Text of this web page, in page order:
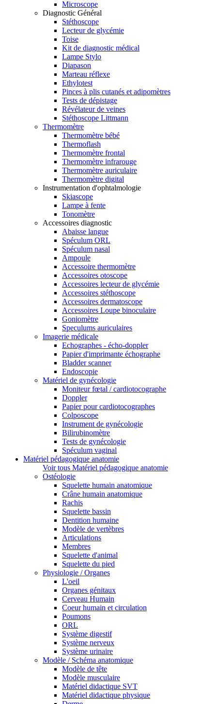
Microscope
Diagnostic Général
Stéthoscope
Lecteur de glycémie
Toise
Kit de diagnostic médical
Lampe Stylo
Diapason
Marteau réflexe
Ethylotest
Pinces à plis cutanés et adipomètres
Tests de dépistage
Révélateur de veines
Stéthoscope Littmann
Thermomètre
Thermomètre bébé
Thermoflash
Thermomètre frontal
Thermomètre infrarouge
Thermomètre auriculaire
Thermomètre digital
Instrumentation d'ophtalmologie
Skiascope
Lampe à fente
Tonomètre
Accessoires diagnostic
Abaisse langue
Spéculum ORL
Spéculum nasal
Ampoule
Accessoire thermomètre
Accessoires otoscope
Accessoires lecteur de glycémie
Accessoires stéthoscope
Accessoires dermatoscope
Accessoires Loupe binoculaire
Goniomètre
Speculums auriculaires
Imagerie médicale
Echographes - écho-doppler
Papier d'imprimante échographe
Bladder scanner
Endoscopie
Matériel de gynécologie
Moniteur fœtal / cardiotocographe
Doppler
Papier pour cardiotocographes
Colposcope
Instrument de gynécologie
Bilirubinomètre
Tests de gynécologie
Spéculum vaginal
Matériel pédagogique anatomie
Voir tous Matériel pédagogique anatomie
Ostéologie
Squelette humain anatomique
Crâne humain anatomique
Rachis
Squelette bassin
Dentition humaine
Modèle de vertèbres
Articulations
Membres
Squelette d'animal
Squelette du pied
Physiologie / Organes
L'oeil
Organes génitaux
Cerveau Humain
Coeur humain et circulation
Poumons
ORL
Système digestif
Système nerveux
Système urinaire
Modèle / Schéma anatomique
Modèle de tête
Modèle musculaire
Matériel didactique SVT
Matériel didactique physique